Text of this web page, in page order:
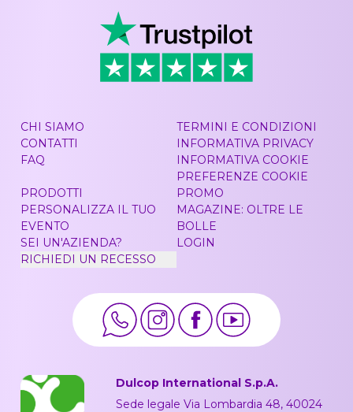
CHI SIAMO
CONTATTI
FAQ
TERMINI E CONDIZIONI
INFORMATIVA PRIVACY
INFORMATIVA COOKIE
PREFERENZE COOKIE
PRODOTTI
PERSONALIZZA IL TUO
EVENTO
SEI UN'AZIENDA?
RICHIEDI UN RECESSO
PROMO
MAGAZINE: OLTRE LE
BOLLE
LOGIN
Dulcop International S.p.A.
Sede legale Via Lombardia 48, 40024